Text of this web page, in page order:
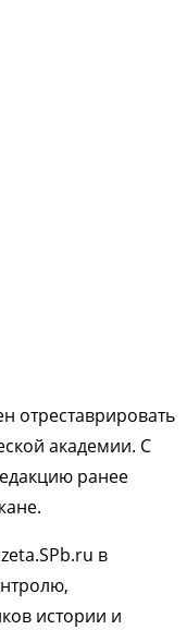
отреставрировать
академии. С
ранее
в
истории и